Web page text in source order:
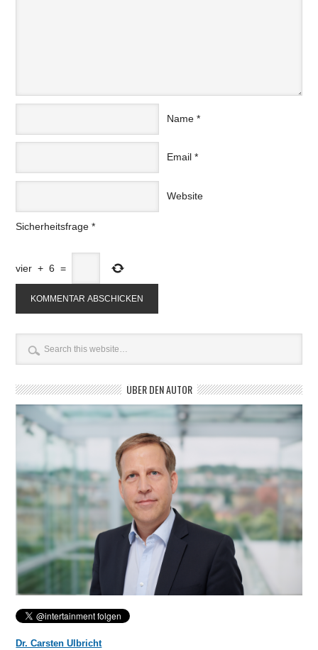
Name *
Email *
Website
Sicherheitsfrage *
vier + 6 =
ÜBER DEN AUTOR
Dr. Carsten Ulbricht